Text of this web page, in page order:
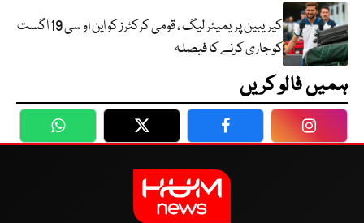
کیریبین پریمیئر لیگ ، قومی کرکٹرز کو این او سی 19 اگست
کو جاری کرنے کا فیصلہ
ہمیں فالو کریں
WhatsApp Twitter Facebook